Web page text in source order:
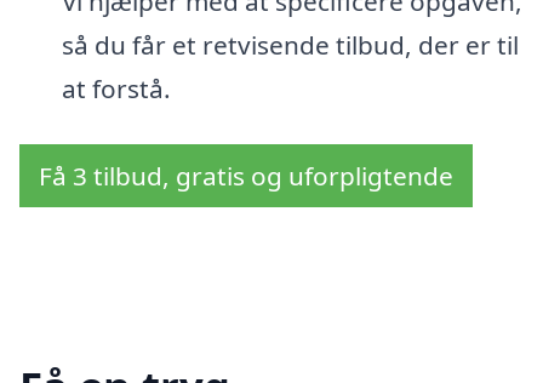
så du får et retvisende tilbud, der er til
at forstå.
Få 3 tilbud, gratis og uforpligtende